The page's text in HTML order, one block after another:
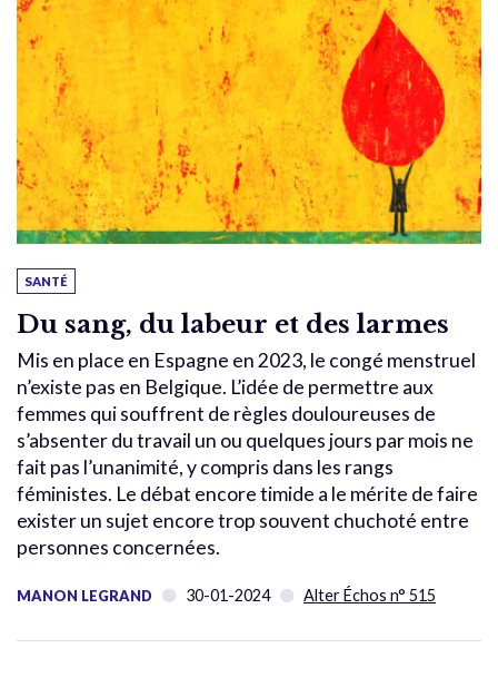
SANTÉ
Du sang, du labeur et des larmes
Mis en place en Espagne en 2023, le congé menstruel
n’existe pas en Belgique. L’idée de permettre aux
femmes qui souffrent de règles douloureuses de
s’absenter du travail un ou quelques jours par mois ne
fait pas l’unanimité, y compris dans les rangs
féministes. Le débat encore timide a le mérite de faire
exister un sujet encore trop souvent chuchoté entre
personnes concernées.
MANON LEGRAND 30-01-2024 Alter Échos n° 515